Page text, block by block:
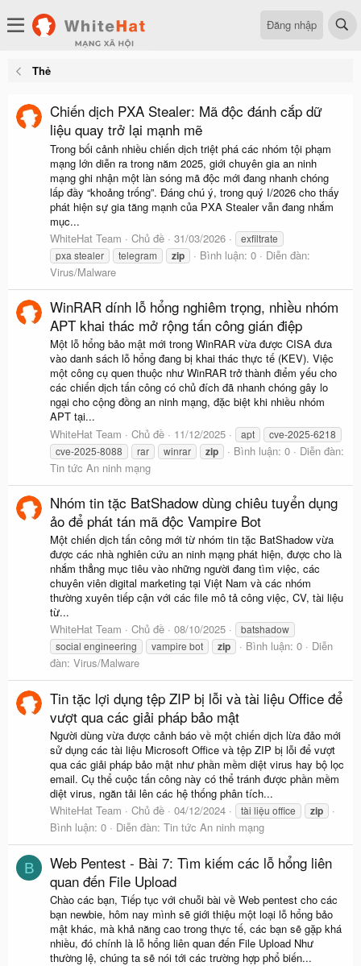
Đăng nhập
Thẻ
Chiến dịch PXA Stealer: Mã độc đánh cắp dữ
liệu quay trở lại mạnh mẽ
Trong bối cảnh nhiều chiến dịch triệt phá các nhóm tội phạm
mạng lớn diễn ra trong năm 2025, giới chuyên gia an ninh
mạng ghi nhận một làn sóng mã độc mới đang nhanh chóng
lấp đầy “khoảng trống”. Đáng chú ý, trong quý I/2026 cho thấy
phát hiện sự gia tăng mạnh của PXA Stealer vẫn đang nhắm
mục...
WhiteHat Team
Chủ đề 31/03/2026
exfiltrate
pxa stealer
telegram zip Bình luận: 0
Diễn đàn:
Virus/Malware
WinRAR dính lỗ hổng nghiêm trọng, nhiều nhóm
APT khai thác mở rộng tấn công gián điệp
Một lỗ hổng bảo mật mới trong WinRAR vừa được CISA đưa
vào danh sách lỗ hổng đang bị khai thác thực tế (KEV). Việc
một công cụ quen thuộc như WinRAR trở thành điểm yếu cho
các chiến dịch tấn công có chủ đích đã nhanh chóng gây lo
ngại cho cộng đồng an ninh mạng, đặc biệt khi nhiều nhóm
APT tại...
WhiteHat Team
Chủ đề 11/12/2025 apt
cve-2025-6218
cve-2025-8088
rar winrar zip Bình luận: 0
Diễn đàn:
Tin tức An ninh mạng
Nhóm tin tặc BatShadow dùng chiêu tuyển dụng
ảo để phát tán mã độc Vampire Bot
Một chiến dịch tấn công mới từ nhóm tin tặc BatShadow vừa
được các nhà nghiên cứu an ninh mạng phát hiện, được cho là
nhắm thẳng mục tiêu vào những người đang tìm việc, các
chuyên viên digital marketing tại Việt Nam và các nhóm
thường xuyên tiếp cận với các file mô tả công việc, CV, tài liệu
từ...
WhiteHat Team
Chủ đề 08/10/2025
batshadow
social engineering
vampire bot zip Bình luận: 0
Diễn
đàn: Virus/Malware
Tin tặc lợi dụng tệp ZIP bị lỗi và tài liệu Office để
vượt qua các giải pháp bảo mật
Người dùng vừa được cảnh báo về một chiến dịch lừa đảo mới
sử dụng các tài liệu Microsoft Office và tệp ZIP bị lỗi để vượt
qua các giải pháp bảo mật như phần mềm diệt virus hay bộ lọc
email. Cụ thể cuộc tấn công này có thể tránh được phần mềm
diệt virus, ngăn tải lên các hệ thống phân tích...
WhiteHat Team
Chủ đề 04/12/2024 tài liệu office zip
Bình luận: 0 Diễn đàn: Tin tức An ninh mạng
B
Web Pentest - Bài 7: Tìm kiếm các lỗ hổng liên
quan đến File Upload
Chào các bạn, Tiếp tục với chuỗi bài về Web pentest cho các
bạn newbie, hôm nay mình sẽ giới thiệu một loại lỗ hổng bảo
mật khác, mà khả năng cao trong thực tế, các bạn sẽ gặp khá
nhiều, đó chính là lỗ hổng liên quan đến File Upload Như
thường lệ, chúng ta sẽ nói tới các trường hợp phổ biến...